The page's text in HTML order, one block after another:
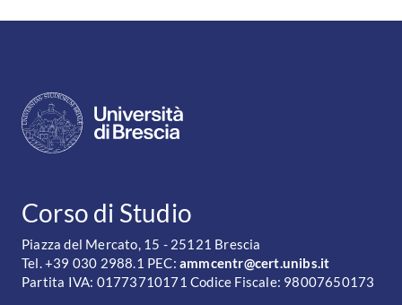
CONTATTI
Corso di Studio
Piazza del Mercato, 15 - 25121 Brescia
Tel. +39 030 2988.1 PEC: ammcentr@cert.unibs.it
Partita IVA: 01773710171 Codice Fiscale: 98007650173